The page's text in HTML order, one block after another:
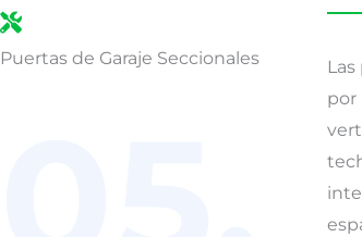
Puertas de Garaje Seccionales
por